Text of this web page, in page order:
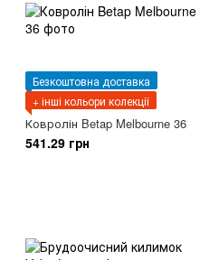
Безкоштовна доставка
+ інші кольори колекції
Ковролін Betap Melbourne 36
541.29 грн